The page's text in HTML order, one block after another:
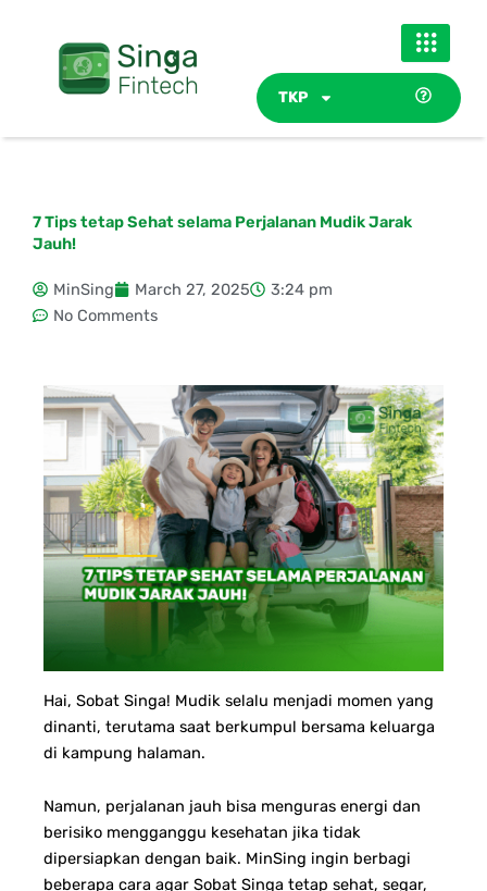
TKP
7 Tips tetap Sehat selama Perjalanan Mudik Jarak
Jauh!
MinSing March 27, 2025
3:24 pm
No Comments
Hai, Sobat Singa! Mudik selalu menjadi momen yang
dinanti, terutama saat berkumpul bersama keluarga
di kampung halaman.
Namun, perjalanan jauh bisa menguras energi dan
berisiko mengganggu kesehatan jika tidak
dipersiapkan dengan baik. MinSing ingin berbagi
beberapa cara agar Sobat Singa tetap sehat, segar,